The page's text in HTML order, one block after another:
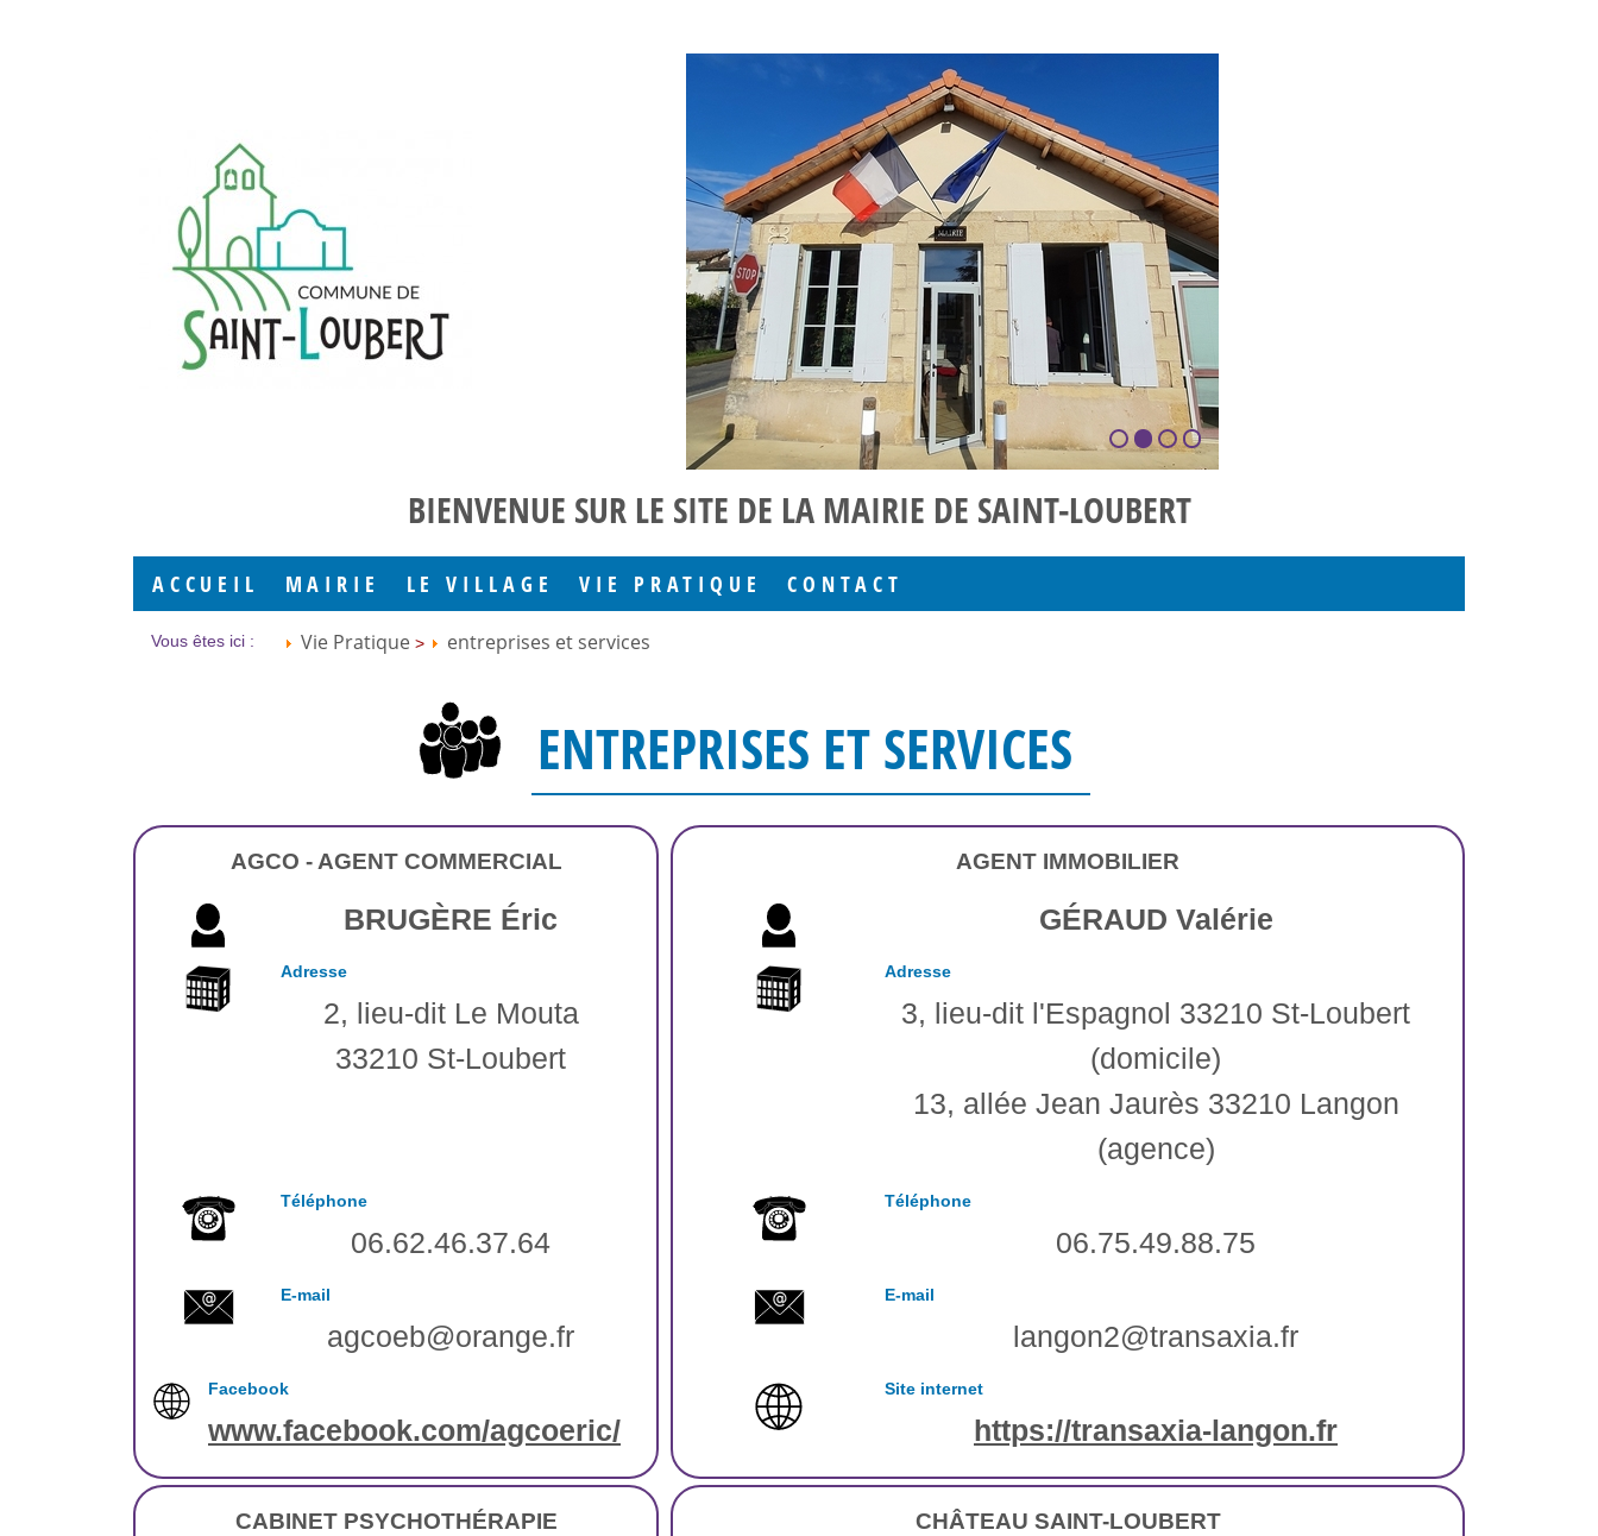
1 3 4
BIENVENUE SUR LE SITE DE LA MAIRIE DE SAINT-LOUBERT
ACCUEIL MAIRIE LE VILLAGE VIE PRATIQUE CONTACT
Vous êtes ici : Vie Pratique > entreprises et services
ENTREPRISES ET SERVICES
AGCO - AGENT COMMERCIAL
BRUGÈRE Éric
Adresse
2, lieu-dit Le Mouta
33210 St-Loubert
Téléphone
06.62.46.37.64
E-mail
agcoeb@orange.fr
Facebook
www.facebook.com/agcoeric/
CABINET PSYCHOTHÉRAPIE
AGENT IMMOBILIER
GÉRAUD Valérie
Adresse
3, lieu-dit l'Espagnol 33210 St-Loubert
(domicile)
13, allée Jean Jaurès 33210 Langon
(agence)
Téléphone
06.75.49.88.75
E-mail
langon2@transaxia.fr
Site internet
https://transaxia-langon.fr
CHÂTEAU SAINT-LOUBERT